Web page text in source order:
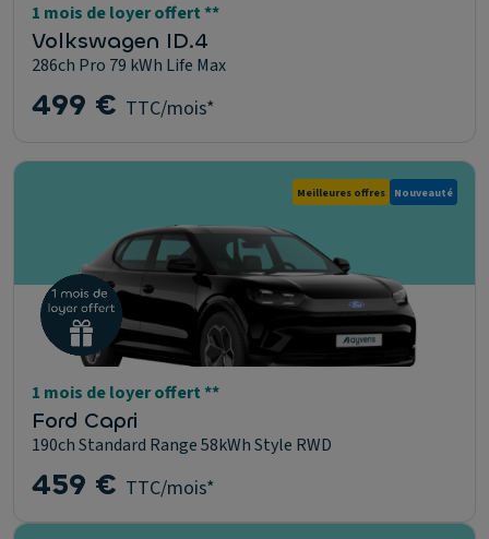
1 mois de loyer offert **
Volkswagen ID.4
286ch Pro 79 kWh Life Max
499 € TTC/mois*
Meilleures offres Nouveauté
1 mois de loyer offert **
Ford Capri
190ch Standard Range 58kWh Style RWD
459 € TTC/mois*